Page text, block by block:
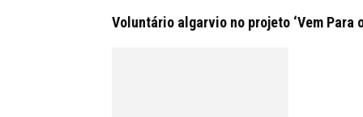
Voluntário algarvio no projeto ‘Vem Para